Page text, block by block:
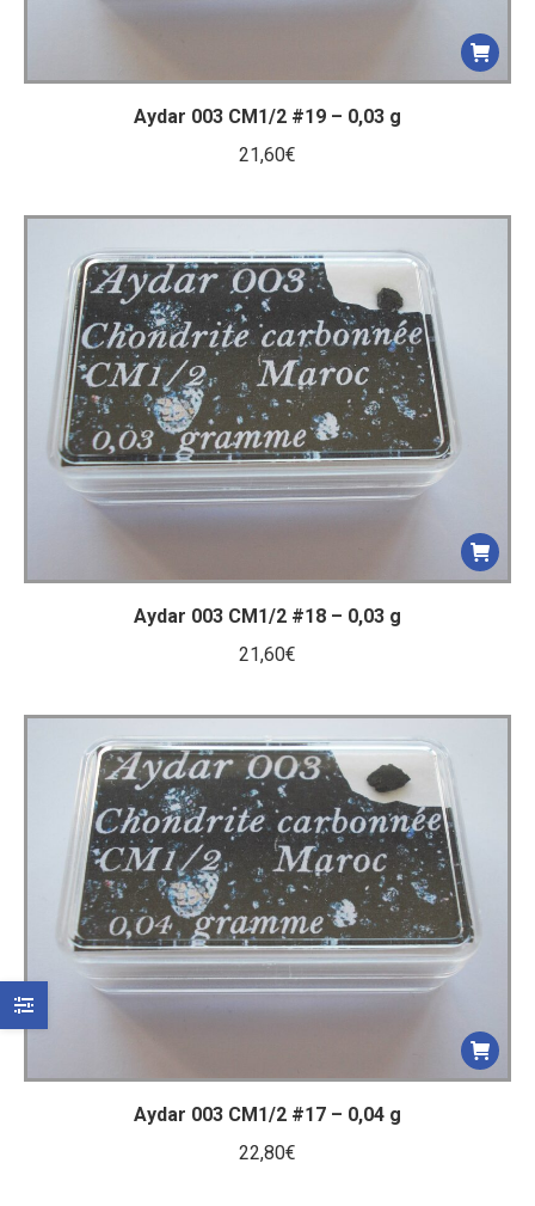
Aydar 003 CM1/2 #19 – 0,03 g
21,60€
Aydar 003 CM1/2 #18 – 0,03 g
21,60€
Aydar 003 CM1/2 #17 – 0,04 g
22,80€